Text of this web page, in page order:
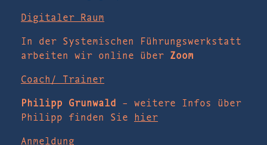
Digitaler Raum
In der Systemischen Führungswerkstatt
arbeiten wir online über Zoom
Coach/ Trainer
Philipp Grunwald – weitere Infos über
Philipp finden Sie hier
Anmeldung